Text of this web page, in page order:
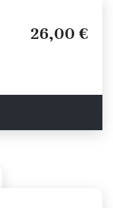
26,00 €